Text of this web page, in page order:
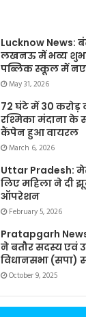
Lucknow News:
लखनऊ में भव्य
पब्लिक स्कूल में नए
May 31, 2026
72 घंटे में 30 करोड़
रश्मिका मंदाना के
कैंपेन हुआ वायरल
March 6, 2026
Uttar Pradesh:
लिए महिला ने दी
ऑपरेशन
February 5, 2026
Pratapgarh
ने बतौर सदस्य
विधानसभा (सपा)
October 9, 2025